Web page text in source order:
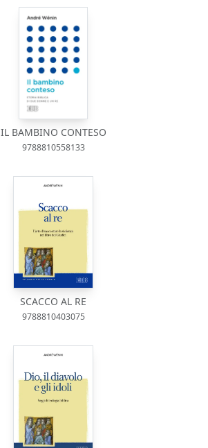
IL BAMBINO CONTESO
9788810558133
SCACCO AL RE
9788810403075